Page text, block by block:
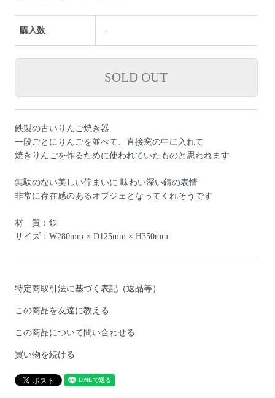
購入数 -
鉄製の古いりんご焼き器
一段ごとにりんごを並べて、直接窯の中に入れて
焼きりんごを作るために使われていたものと思われます
無駄のない美しい佇まいに 味わい深い錆の表情
非常に存在感のあるオブジェとなってくれそうです
材 質：鉄
サイズ：W280mm × D125mm × H350mm
特定商取引法に基づく表記（返品等）
この商品を友達に教える
この商品について問い合わせる
買い物を続ける